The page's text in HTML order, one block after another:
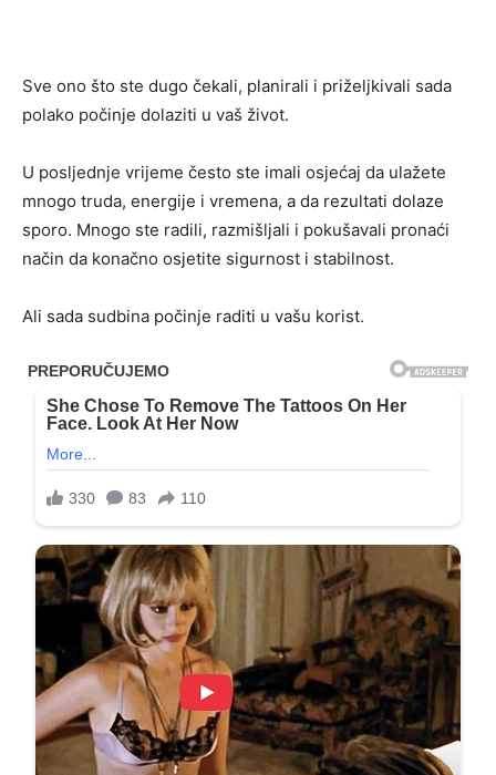
Sve ono što ste dugo čekali, planirali i priželjkivali sada
polako počinje dolaziti u vaš život.
U posljednje vrijeme često ste imali osjećaj da ulažete
mnogo truda, energije i vremena, a da rezultati dolaze
sporo. Mnogo ste radili, razmišljali i pokušavali pronaći
način da konačno osjetite sigurnost i stabilnost.
Ali sada sudbina počinje raditi u vašu korist.